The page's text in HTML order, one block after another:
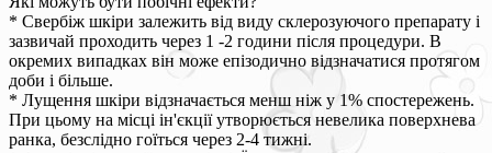
* Свербіж шкіри залежить від виду склерозуючого препарату і
зазвичай проходить через 1 -2 години після процедури. В
окремих випадках він може епізодично відзначатися протягом
доби і більше.
* Лущення шкіри відзначається менш ніж у 1% спостережень.
При цьому на місці ін'єкції утворюється невелика поверхнева
ранка, безслідно гоїться через 2-4 тижні.